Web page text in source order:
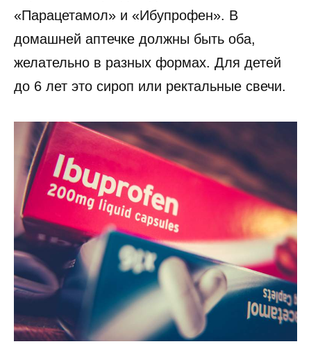
«Парацетамол» и «Ибупрофен». В
домашней аптечке должны быть оба,
желательно в разных формах. Для детей
до 6 лет это сироп или ректальные свечи.